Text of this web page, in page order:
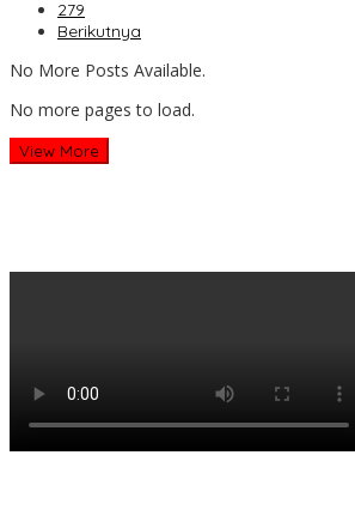
279
Berikutnya
No More Posts Available.
No more pages to load.
View More